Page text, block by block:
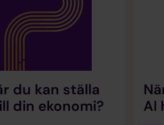
du kan ställa
din ekonomi?
AI